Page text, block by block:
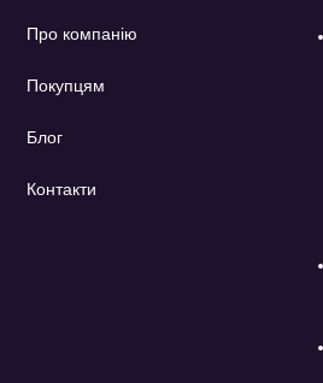
Про компанію
Покупцям
Блог
Контакти